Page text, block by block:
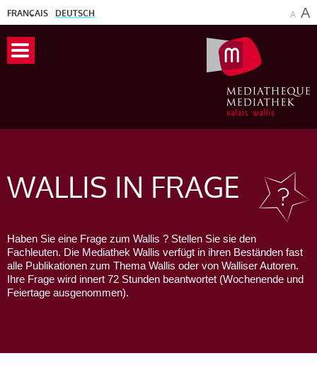
FRANÇAIS DEUTSCH A A
WALLIS IN FRAGE
Haben Sie eine Frage zum Wallis ? Stellen Sie sie den
Fachleuten. Die Mediathek Wallis verfügt in ihren Beständen fast
alle Publikationen zum Thema Wallis oder von Walliser Autoren.
Ihre Frage wird innert 72 Stunden beantwortet (Wochenende und
Feiertage ausgenommen).